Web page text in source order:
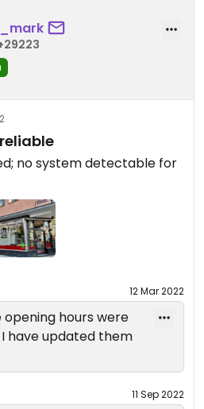
no system detectable for
12 Mar 2022
opening hours were
have updated them
11 Sep 2022